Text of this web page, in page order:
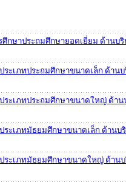
กษาประถมศึกษายอดเยี่ยม ด้านบริ
ระเภทประถมศึกษาขนาดเล็ก ด้านบ
ระเภทประถมศึกษาขนาดใหญ่ ด้าน
ระเภทมัธยมศึกษาขนาดเล็ก ด้านบ
ระเภทมัธยมศึกษาขนาดใหญ่ ด้านบ